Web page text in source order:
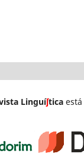
Linguíʃticaestá